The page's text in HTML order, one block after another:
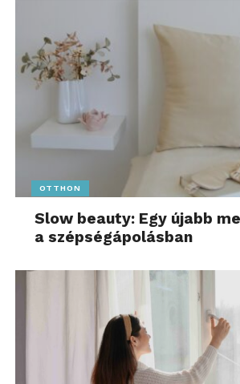
OTTHON
Slow beauty: Egy újabb
a szépségápolásban